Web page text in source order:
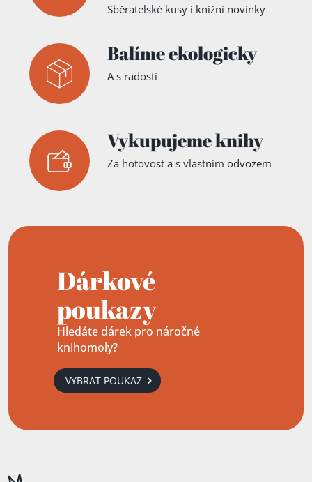
Sběratelské kusy i knižní novinky
Balíme ekologicky
A s radostí
Vykupujeme knihy
Za hotovost a s vlastním odvozem
Dárkové
poukazy
Hledáte dárek pro náročné
knihomoly?
VYBRAT POUKAZ